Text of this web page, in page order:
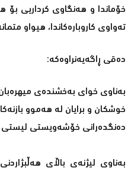
خۆماندا و هەنگاوی کرداریی
تەواوی کاروبارەکاندا، هیواو
دەقی ڕاگەیەنراوەکە:
بەناوی خوای بەخشندەی
خوشکان و برایان لە هەموو
دەنگدەرانی خۆشەویستی
بەناوی لیژنەی باڵای